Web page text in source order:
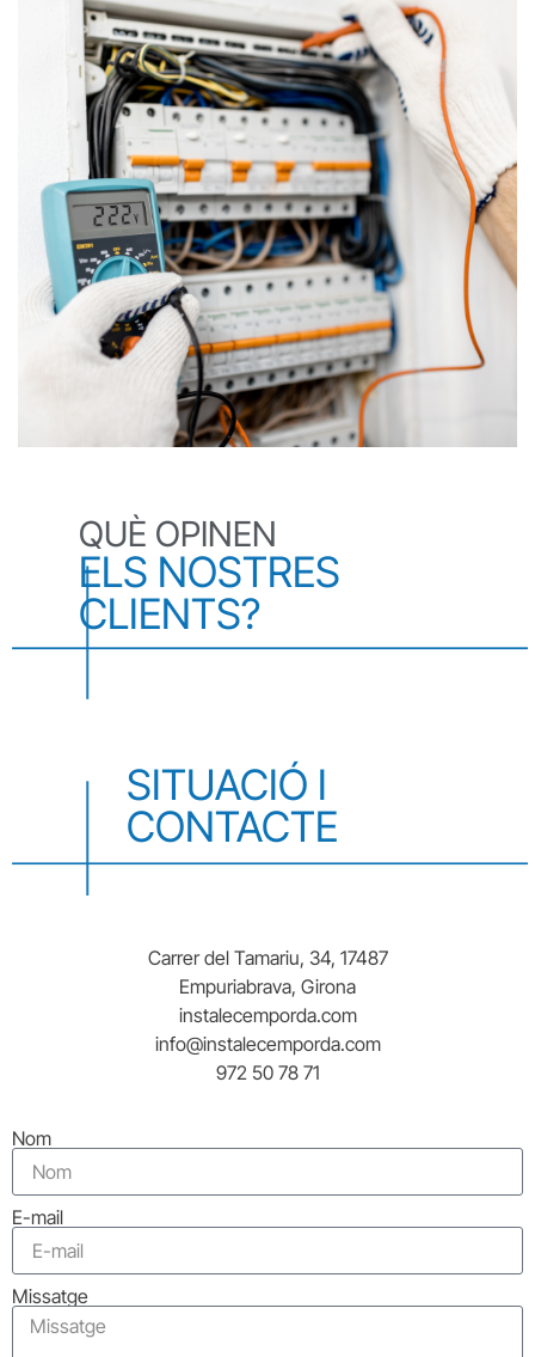
QUÈ OPINEN
ELS NOSTRES
CLIENTS?
SITUACIÓ I
CONTACTE
Carrer del Tamariu, 34, 17487
Empuriabrava, Girona
instalecemporda.com
info@instalecemporda.com
972 50 78 71
Nom
E-mail
Missatge